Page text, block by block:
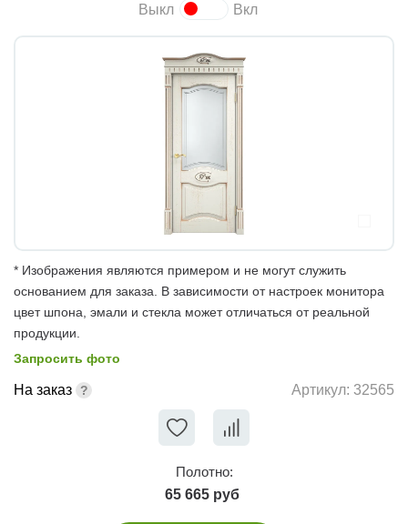
Выкл Вкл
* Изображения являются примером и не могут служить
основанием для заказа. В зависимости от настроек монитора
цвет шпона, эмали и стекла может отличаться от реальной
продукции.
Запросить фото
На заказ Артикул: 32565
Полотно:
65 665 руб